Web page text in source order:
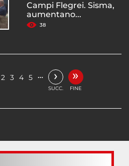
Campi Flegrei. Sisma,
aumentano...
38
2 3 4 5 … ›
SUCC.
»
FINE